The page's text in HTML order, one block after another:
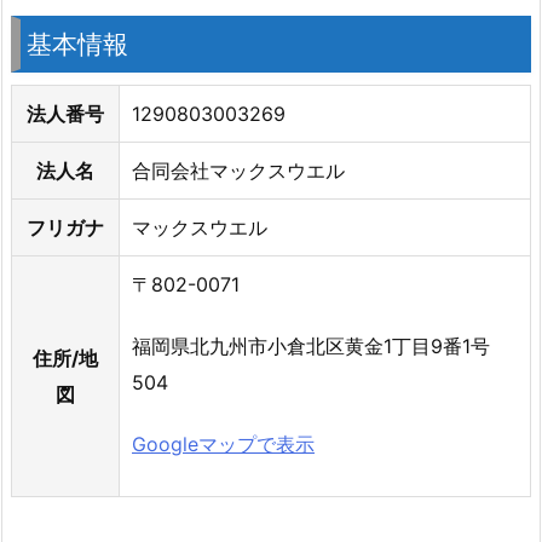
基本情報
法人番号 1290803003269
法人名 合同会社マックスウエル
フリガナ マックスウエル
住所/地
図
〒802-0071
福岡県北九州市小倉北区黄金1丁目9番1号
504
Googleマップで表示